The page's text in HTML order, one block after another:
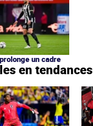
un cadre
en tendances